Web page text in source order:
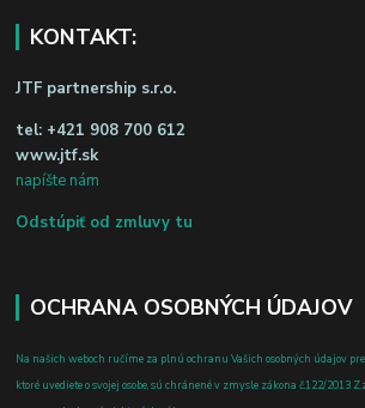
KONTAKT:
JTF partnership s.r.o.
tel: +421 908 700 612
www.jtf.sk
napíšte nám
Odstúpiť od zmluvy tu
OCHRANA OSOBNÝCH ÚDAJOV
Na našich weboch ručíme za plnú ochranu Vašich osobných údajov
ktoré uvediete o svojej osobe, sú chránené v zmysle zákona č.122/2013